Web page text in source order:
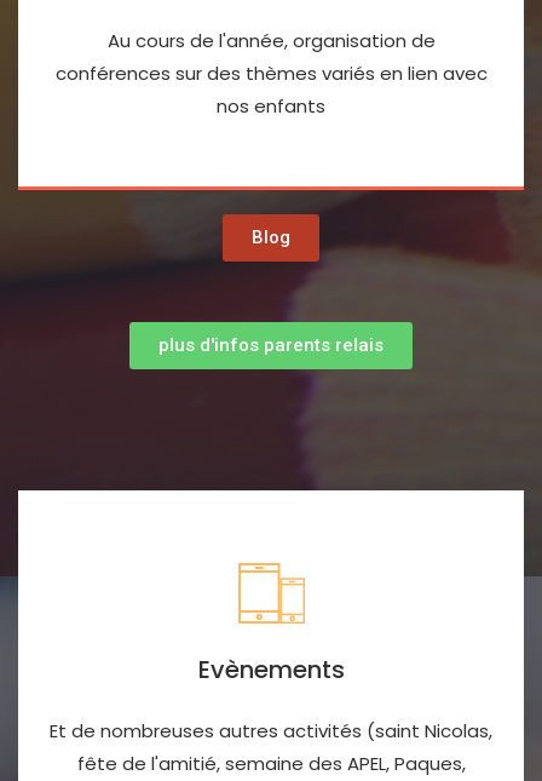
Au cours de l'année, organisation de
conférences sur des thèmes variés en lien avec
nos enfants
Blog
plus d'infos parents relais
Evènements
Et de nombreuses autres activités (saint Nicolas,
fête de l'amitié, semaine des APEL, Paques,